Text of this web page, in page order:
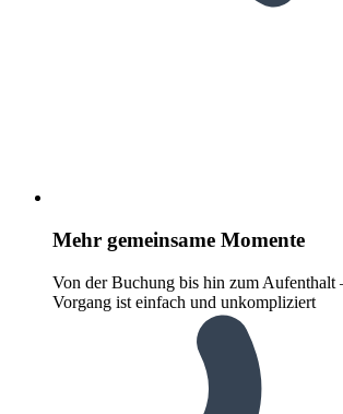
Mehr gemeinsame Momente
Von der Buchung bis hin zum Aufenthalt
Vorgang ist einfach und unkompliziert